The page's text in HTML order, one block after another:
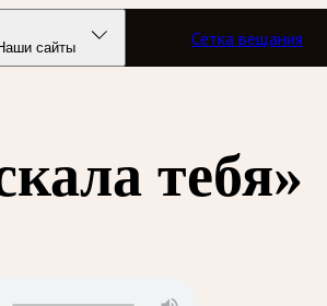
сайты Сетка вещания
музыки «Орфей» Подкасты Музыка в
тебя»